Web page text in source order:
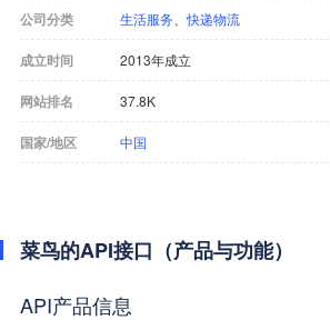
公司分类 生活服务 、快递物流
成立时间 2013年成立
网站排名 37.8K
国家/地区 中国
菜鸟的API接口（产品与功能）
API产品信息